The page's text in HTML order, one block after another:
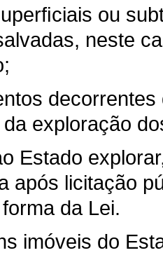
ou
neste
exploração
Estado
após licitação
da Lei.
imóveis do